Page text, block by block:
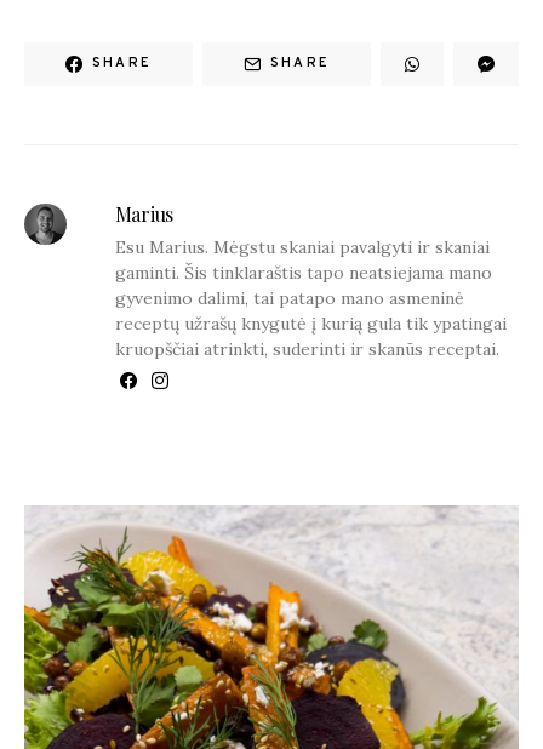
SHARE SHARE
Marius
Esu Marius. Mėgstu skaniai pavalgyti ir skaniai
gaminti. Šis tinklaraštis tapo neatsiejama mano
gyvenimo dalimi, tai patapo mano asmeninė
receptų užrašų knygutė į kurią gula tik ypatingai
kruopščiai atrinkti, suderinti ir skanūs receptai.